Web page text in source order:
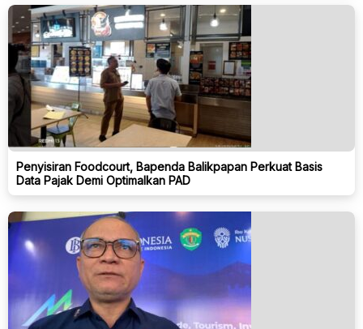
Penyisiran Foodcourt, Bapenda Balikpapan Perkuat Basis
Data Pajak Demi Optimalkan PAD